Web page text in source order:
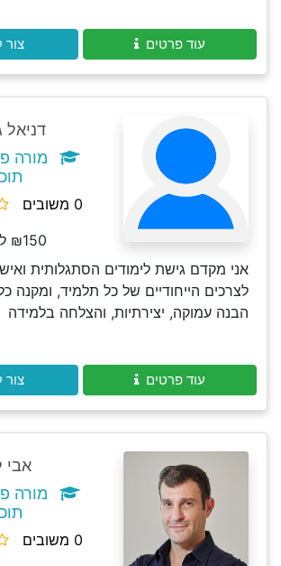
עוד פרטים
דניאל
מורה
0 משובים
₪150 לשעה
אני מקדם גישת לימודים הסתגלותית
לצרכים הייחודיים של כל תלמיד, ומקנה
הבנה עמוקה, יצירתיות, והצלחה בלמידה
עוד פרטים
אבי
מורה
0 משובים